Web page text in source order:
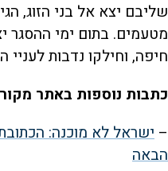
שליבם יצא אל בני הזוג,
מטעמים. בתום ימי ההסגר
חיפה, וחילקו נדבות
כתבות נוספות באתר
– ישראל לא מוכנה:
הבאה